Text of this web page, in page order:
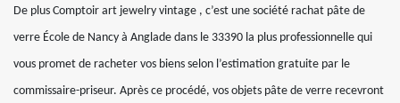
De plus Comptoir art jewelry vintage , c’est une société rachat pâte de
verre École de Nancy à Anglade dans le 33390 la plus professionnelle qui
vous promet de racheter vos biens selon l’estimation gratuite par le
commissaire-priseur. Après ce procédé, vos objets pâte de verre recevront